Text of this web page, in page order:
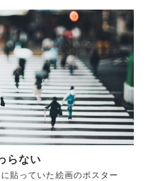
らない
貼っていた絵画のポスター